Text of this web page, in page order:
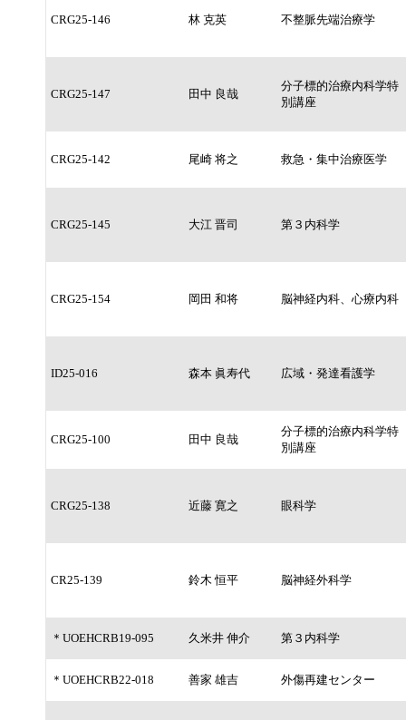
CRG25-146 林 克英 不整脈先端治療学
CRG25-147 田中 良哉
分子標的治療内科学特
別講座
CRG25-142 尾崎 将之 救急・集中治療医学
CRG25-145 大江 晋司 第３内科学
CRG25-154 岡田 和将 脳神経内科、心療内科
ID25-016 森本 眞寿代 広域・発達看護学
CRG25-100 田中 良哉
分子標的治療内科学特
別講座
CRG25-138 近藤 寛之 眼科学
CR25-139 鈴木 恒平 脳神経外科学
＊UOEHCRB19-095 久米井 伸介 第３内科学
＊UOEHCRB22-018 善家 雄吉 外傷再建センター